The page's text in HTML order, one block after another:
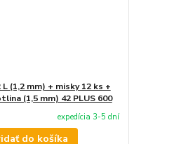
(1,2 mm) + misky 12 ks +
(1,5 mm) 42 PLUS 600
expedícia 3-5 dní
do košíka